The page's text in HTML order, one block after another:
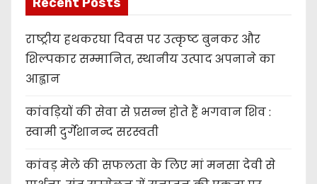
राष्ट्रीय हथकरघा दिवस पर उत्कृष्ट बुनकर और
शिल्पकार सम्मानित, स्थानीय उत्पाद अपनाने का
आह्वान
कांवड़ियों की सेवा से प्रसन्न होते हैं भगवान शिव :
स्वामी दुर्गेशानन्द सरस्वती
कांवड़ मेले की सफलता के लिए मां मनसा देवी से